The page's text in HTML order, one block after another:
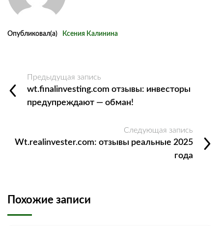
Опубликовал(а) Ксения Калинина
Предыдущая запись
wt.finalinvesting.com отзывы: инвесторы
предупреждают — обман!
Следующая запись
Wt.realinvester.com: отзывы реальные 2025
года
Похожие записи